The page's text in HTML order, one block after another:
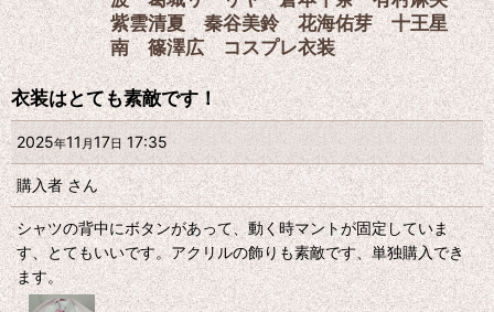
紫雲清夏 秦谷美鈴 花海佑芽 十王星
南 篠澤広 コスプレ衣装
衣装はとても素敵です！
2025年11月17日17:35
購入者さん
シャツの背中にボタンがあって、動く時マントが固定していま
す、とてもいいです。アクリルの飾りも素敵です、単独購入でき
ます。